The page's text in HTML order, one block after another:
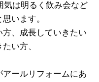
気は明るく飲み会など
います。
、成長していきたい
い方、
ールリフォームにあ